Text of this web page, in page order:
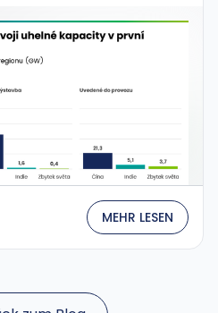
…
MEHR LESEN